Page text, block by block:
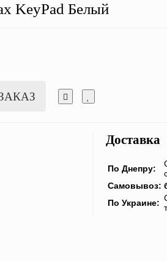
KeyPad Белый
Доставка
По Днепру:
Самовывоз:
По Украине: